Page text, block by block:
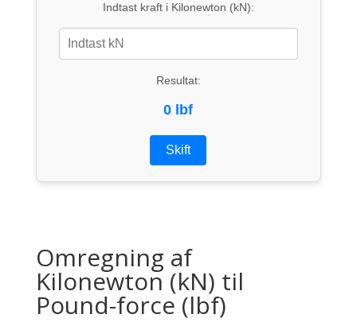
Indtast kraft i Kilonewton (kN):
Resultat:
0 lbf
Skift
Omregning af
Kilonewton (kN) til
Pound-force (lbf)